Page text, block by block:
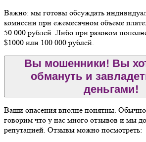
Важно: мы готовы обсуждать
комиссии при ежемесячном объеме
50 000 рублей. Либо при разовом
$1000 или 100 000 рублей.
Вы мошенники! Вы
обмануть и
деньгами!
Ваши опасения вполне понятны.
говорим что у нас много отзывов и мы
репутацией. Отзывы можно посмотреть: